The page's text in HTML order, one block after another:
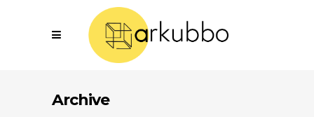
Archive